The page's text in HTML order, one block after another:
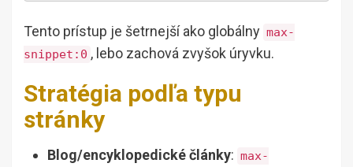
Tento prístup je šetrnejší ako globálny max-
snippet:0 , lebo zachová zvyšok úryvku.
Stratégia podľa typu
stránky
Blog/encyklopedické články: max-